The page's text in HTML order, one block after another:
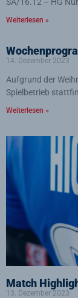
Weiterlesen »
14. Dezember 2023
Aufgrund der
Spielbetrieb
Weiterlesen »
Match
13. Dezember 2023